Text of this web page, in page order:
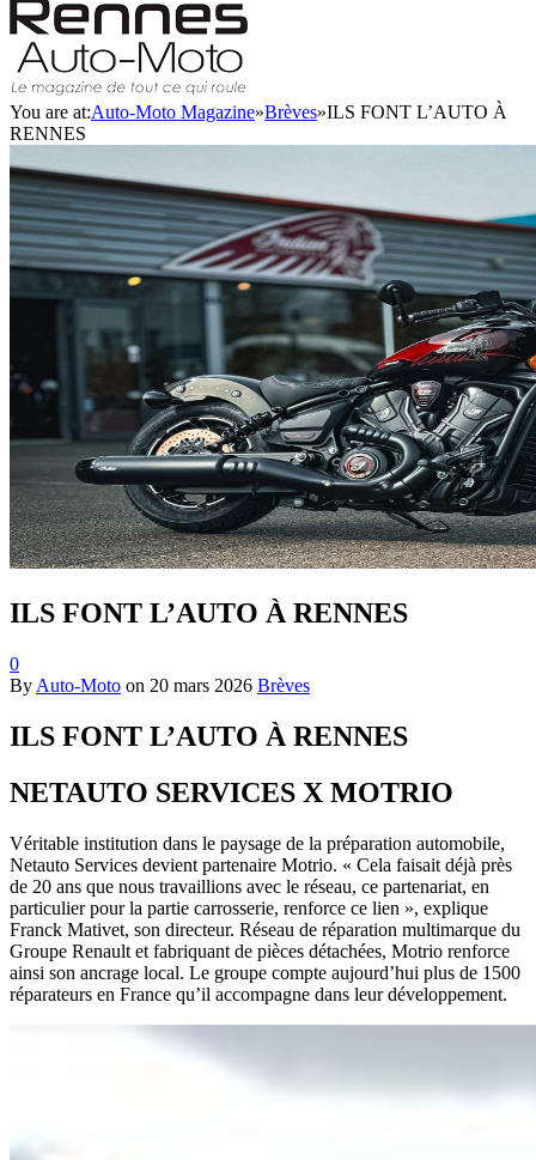
You are at:Auto-Moto Magazine»Brèves»ILS FONT L’AUTO À
RENNES
ILS FONT L’AUTO À RENNES
0
By Auto-Moto on 20 mars 2026 Brèves
ILS FONT L’AUTO À RENNES
NETAUTO SERVICES X MOTRIO
Véritable institution dans le paysage de la préparation automobile,
Netauto Services devient partenaire Motrio. « Cela faisait déjà près
de 20 ans que nous travaillions avec le réseau, ce partenariat, en
particulier pour la partie carrosserie, renforce ce lien », explique
Franck Mativet, son directeur. Réseau de réparation multimarque du
Groupe Renault et fabriquant de pièces détachées, Motrio renforce
ainsi son ancrage local. Le groupe compte aujourd’hui plus de 1500
réparateurs en France qu’il accompagne dans leur développement.